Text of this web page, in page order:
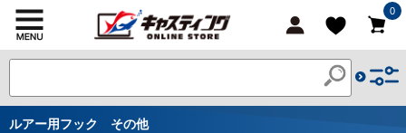
0
ルアー用フック その他